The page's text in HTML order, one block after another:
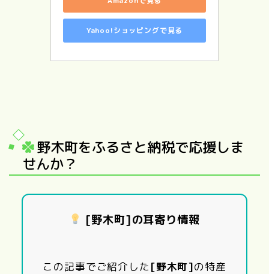
Yahoo!ショッピングで見る
野木町をふるさと納税で応援しま
せんか？
[野木町]の耳寄り情報
この記事でご紹介した [野木町]の特産